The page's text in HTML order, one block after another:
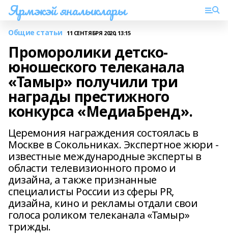
Ярмэкэй яналыклары
Общие статьи 11 СЕНТЯБРЯ 2020, 13:15
Проморолики детско-
юношеского телеканала
«Тамыр» получили три
награды престижного
конкурса «МедиаБренд».
Церемония награждения состоялась в
Москве в Сокольниках. Экспертное жюри -
известные международные эксперты в
области телевизионного промо и
дизайна, а также признанные
специалисты России из сферы PR,
дизайна, кино и рекламы отдали свои
голоса роликом телеканала «Тамыр»
трижды.